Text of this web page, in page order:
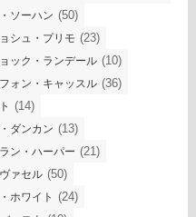
ソーハン (50)
シュ・プリモ (23)
ック・ランデール (10)
ォン・キャッスル (36)
(14)
ダンカン (13)
ン・ハーパー (21)
ァセル (50)
ホワイト (24)